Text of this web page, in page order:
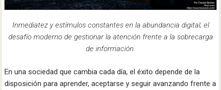
Inmediatez y estímulos constantes en la abundancia digital; el
desafío moderno de gestionar la atención frente a la sobrecarga
de información.
En una sociedad que cambia cada día, el éxito depende de la
disposición para aprender, aceptarse y seguir avanzando frente a